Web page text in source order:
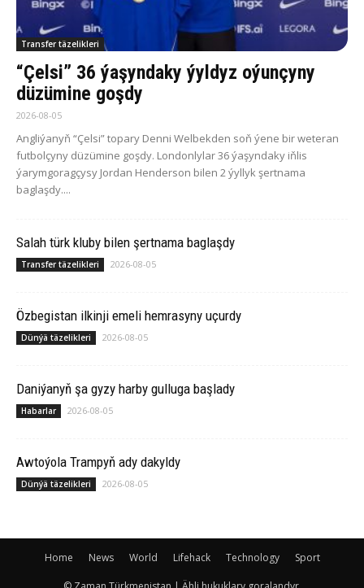
Transfer täzelikleri
“Çelsi” 36 ýaşyndaky ýyldyz oýunçyny
düzümine goşdy
2026-08-05
Angliýanyň “Çelsi” topary Denni Welbekden soň ýene bir weteran
futbolçyny düzümine goşdy. Londonlylar 36 ýaşyndaky iňlis
ýarymgoragçysy Jordan Henderson bilen 2 ýyllyk şertnama
baglaşdy....
Salah türk kluby bilen şertnama baglaşdy
Transfer täzelikleri 2026-08-05
Özbegistan ilkinji emeli hemrasyny uçurdy
Dünýä täzelikleri 2026-08-05
Daniýanyň şa gyzy harby gulluga başlady
Habarlar 2026-08-05
Awtoýola Trampyň ady dakyldy
Dünýä täzelikleri 2026-08-05
Home News World Lifehack Technology Sport